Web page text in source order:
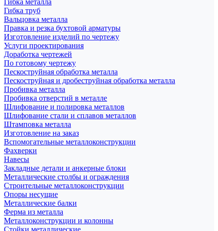
Гибка металла
Гибка труб
Вальцовка металла
Правка и резка бухтовой арматуры
Изготовление изделий по чертежу
Услуги проектирования
Доработка чертежей
По готовому чертежу
Пескоструйная обработка металла
Пескоструйная и дробеструйная обработка металла
Пробивка металла
Пробивка отверстий в металле
Шлифование и полировка металлов
Шлифование стали и сплавов металлов
Штамповка металла
Изготовление на заказ
Вспомогательные металлоконструкции
Фахверки
Навесы
Закладные детали и анкерные блоки
Металлические столбы и ограждения
Строительные металлоконструкции
Опоры несущие
Металлические балки
Ферма из металла
Металлоконструкции и колонны
Стойки металлические